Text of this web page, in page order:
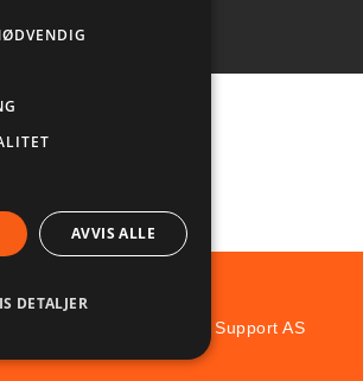
Aviation and Survival Support AS
AVVIS ALLE
DETALJER